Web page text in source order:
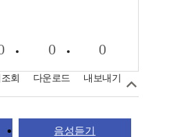
회
0
다운로드
0
내보내기
음성듣기